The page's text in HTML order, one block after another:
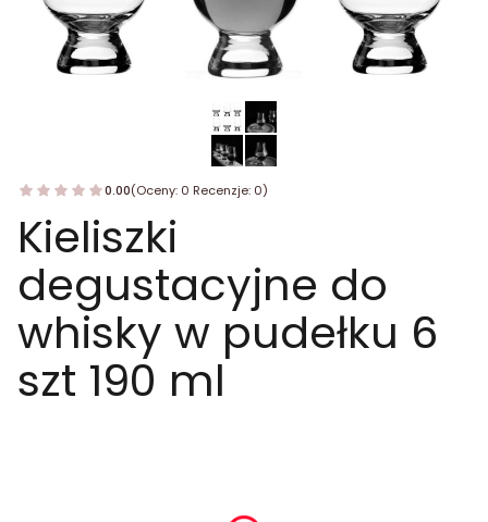
0.00(Oceny: 0 Recenzje: 0)
Kieliszki
degustacyjne do
whisky w pudełku 6
szt 190 ml